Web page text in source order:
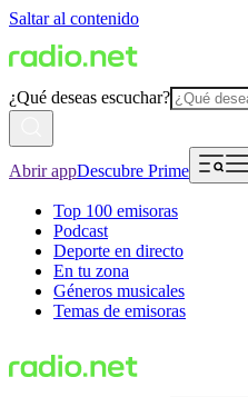
Saltar al contenido
¿Qué deseas escuchar?
Abrir appDescubre Prime
Top 100 emisoras
Podcast
Deporte en directo
En tu zona
Géneros musicales
Temas de emisoras